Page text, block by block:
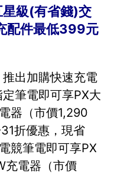
級(有省錢)交
配件最低399元
出加購快速充電
筆電即可享PX大
器（市價1,290
折優惠，現省
競筆電即可享PX
充電器（市價